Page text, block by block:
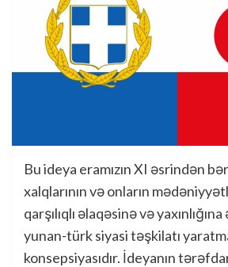
Bu ideya eramızın XI əsrindən
xalqlarının və onların
qarşılıqlı əlaqəsinə və
yunan-türk siyasi təşkilatı
konsepsiyasıdır. İdeyanın